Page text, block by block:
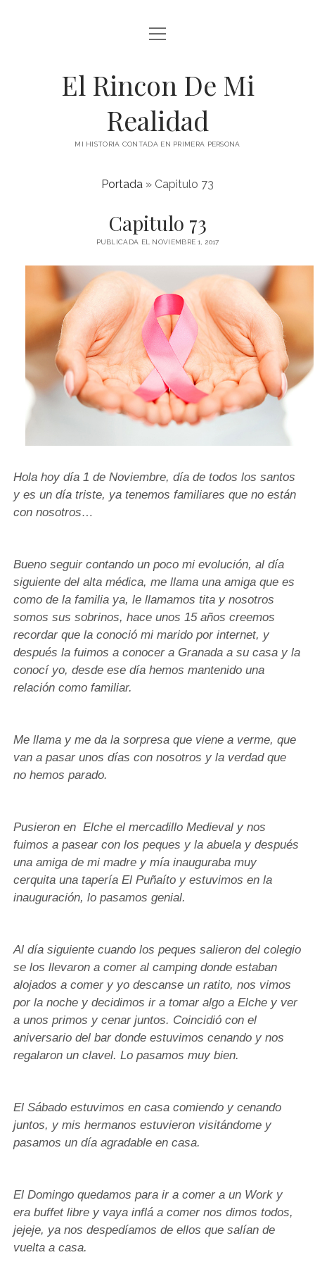
abrir
menú
El Rincon De Mi
Realidad
MI HISTORIA CONTADA EN PRIMERA PERSONA
Portada » Capitulo 73
Capitulo 73
PUBLICADA EL NOVIEMBRE 1, 2017
Hola hoy día 1 de Noviembre, día de todos los santos
y es un día triste, ya tenemos familiares que no están
con nosotros…
Bueno seguir contando un poco mi evolución, al día
siguiente del alta médica, me llama una amiga que es
como de la familia ya, le llamamos tita y nosotros
somos sus sobrinos, hace unos 15 años creemos
recordar que la conoció mi marido por internet, y
después la fuimos a conocer a Granada a su casa y la
conocí yo, desde ese día hemos mantenido una
relación como familiar.
Me llama y me da la sorpresa que viene a verme, que
van a pasar unos días con nosotros y la verdad que
no hemos parado.
Pusieron en Elche el mercadillo Medieval y nos
fuimos a pasear con los peques y la abuela y después
una amiga de mi madre y mía inauguraba muy
cerquita una tapería El Puñaíto y estuvimos en la
inauguración, lo pasamos genial.
Al día siguiente cuando los peques salieron del colegio
se los llevaron a comer al camping donde estaban
alojados a comer y yo descanse un ratito, nos vimos
por la noche y decidimos ir a tomar algo a Elche y ver
a unos primos y cenar juntos. Coincidió con el
aniversario del bar donde estuvimos cenando y nos
regalaron un clavel. Lo pasamos muy bien.
El Sábado estuvimos en casa comiendo y cenando
juntos, y mis hermanos estuvieron visitándome y
pasamos un día agradable en casa.
El Domingo quedamos para ir a comer a un Work y
era buffet libre y vaya inflá a comer nos dimos todos,
jejeje, ya nos despedíamos de ellos que salían de
vuelta a casa.